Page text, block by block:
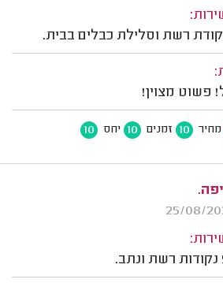
רשת וסלילת כבלים בבית.
פשוט מצוין!
מחיר 10 זמנים 10 יחס 10